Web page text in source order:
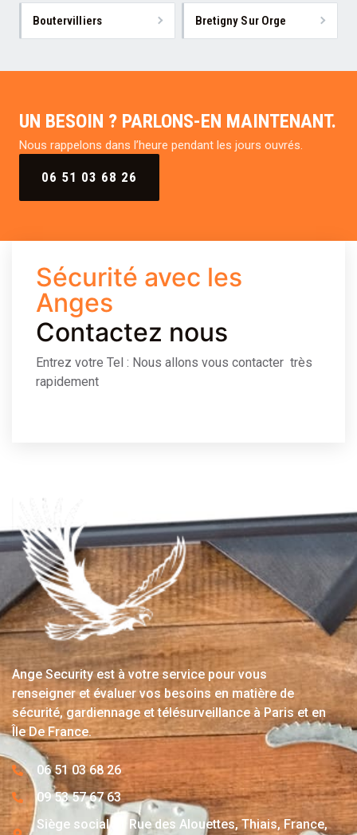
Boutervilliers Bretigny Sur Orge
UN BESOIN ? PARLONS-EN MAINTENANT.
Nous rappelons dans l’heure pendant les jours ouvrés.
06 51 03 68 26
Sécurité avec les
Anges
Contactez nous
Entrez votre Tel : Nous allons vous contacter très
rapidement
Ange Security est à votre service pour vous
renseigner et évaluer vos besoins en matière de
sécurité, gardiennage et télésurveillance à Paris et en
Île De France.
06 51 03 68 26
09 53 57 67 63
Siège social : 1 Rue des Alouettes, Thiais, France,